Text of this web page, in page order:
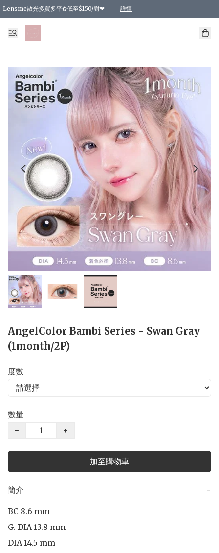
Lensme散光多買多平✿低至$150/對❤ 詳情
台灣Karacon⁩✧日拋 特價清貨❁⃘
日本韓國多款日/月拋現貨☼ 特價❤︎數量有限 售完即止
🇰🇷韓國多款月拋現貨 特價兩對$99✿數量有限 售完即止♫
精選商品，任選買2件或以上9 折；買4件或以上85 折；買6件或以上8 折
精選商品，任選買2件HKD 140.00；買4件HKD 260.00
精選商品，任選買2件HKD 190.00；買4件HKD 360.00
精選商品，任選買2件HKD 110.00；買4件HKD 180.00
精選商品，任選買2件HKD 170.00；買4件HKD 320.00
精選商品，任選買2件或以上減HKD 148.00
精選商品，任選買2件或以上減HKD 148.00
精選商品，任選買2件或以上95 折；買4件或以上9 折；買6件或以上85 折；買8件
精選商品，任選買12件或以上87 折
精選商品，任選買2件或以上減HKD 16.00；買4件或以上減HKD 32.00；買6
精選商品，任選買2件或以上95 折；買4件或以上9 折；買8件或以上85 折；買12
購物滿 HKD 800.00即享免運費優惠！（適用於 特定的送貨方式 )
AngelColor Bambi Series - Swan Gray
(1month/2P)
度數
數量
−
+
加至購物車
簡介 −
BC 8.6 mm
G. DIA 13.8 mm
DIA 14.5 mm